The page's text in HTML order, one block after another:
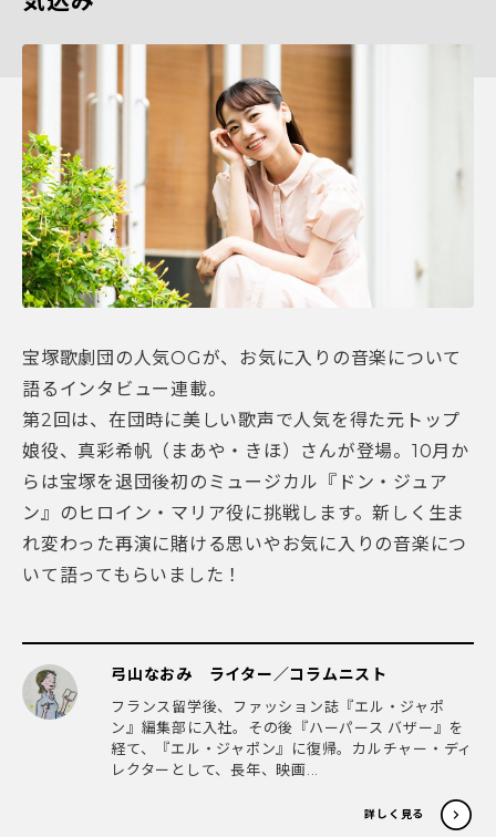
宝塚歌劇団の人気OGが、お気に入りの音楽について
語るインタビュー連載。
第2回は、在団時に美しい歌声で人気を得た元トップ
娘役、真彩希帆（まあや・きほ）さんが登場。10月か
らは宝塚を退団後初のミュージカル『ドン・ジュア
ン』のヒロイン・マリア役に挑戦します。新しく生ま
れ変わった再演に賭ける思いやお気に入りの音楽につ
いて語ってもらいました！
弓山なおみ ライター／コラムニスト
フランス留学後、ファッション誌『エル・ジャポ
ン』編集部に入社。その後『ハーパース バザー』を
経て、『エル・ジャポン』に復帰。カルチャー・ディ
レクターとして、長年、映画...
詳しく見る